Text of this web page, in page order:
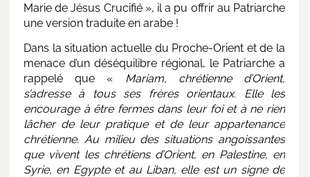
Marie de Jésus Crucifié », il a pu offrir au Patriarche
une version traduite en arabe !
Dans la situation actuelle du Proche-Orient et de la
menace d’un déséquilibre régional, le Patriarche a
rappelé que « Mariam, chrétienne d’Orient,
s’adresse à tous ses frères orientaux. Elle les
encourage à être fermes dans leur foi et à ne rien
lâcher de leur pratique et de leur appartenance
chrétienne. Au milieu des situations angoissantes
que vivent les chrétiens d’Orient, en Palestine, en
Syrie, en Egypte et au Liban, elle est un signe de